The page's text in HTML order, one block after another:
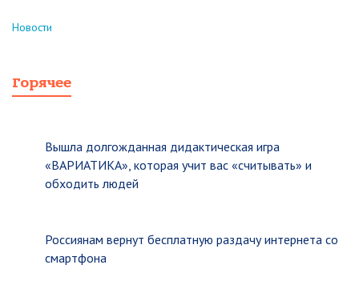
Новости
Горячее
Вышла долгожданная дидактическая игра
«ВАРИАТИКА», которая учит вас «считывать» и
обходить людей
Россиянам вернут бесплатную раздачу интернета со
смартфона